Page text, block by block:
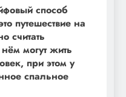
способ
путешествие на
считать
могут жить
при этом у
спальное